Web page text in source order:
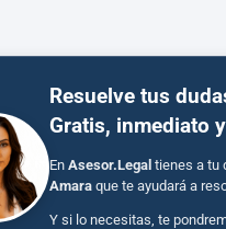
Resuelve tus
Gratis, inmediato
En Asesor.Legal tienes a tu
Amara que te ayudará a
Y si lo necesitas, te